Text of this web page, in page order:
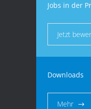
Jobs in der
Jetzt
Downloads
Mehr